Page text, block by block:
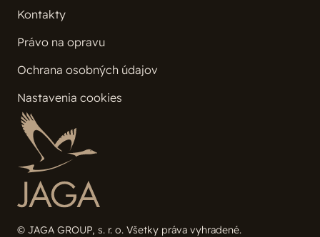
© JAGA GROUP, s. r. o. Všetky práva vyhradené.
Kontakty
Právo na opravu
Ochrana osobných údajov
Nastavenia cookies